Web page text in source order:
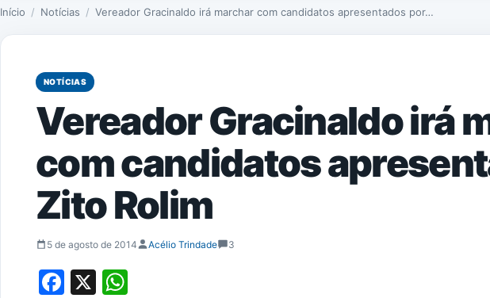
Início / Notícias / Vereador Gracinaldo irá marchar com candidatos apresentados por…
NOTÍCIAS
Vereador Gracinaldo irá
com candidatos
Zito Rolim
5 de agosto de 2014 Acélio Trindade 3
Facebook
X